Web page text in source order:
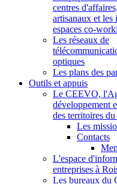
centres
artisanaux et les
espaces co-
Les réseaux de
optiques
Les plans des
Outils et appuis
Le CEEVO,
développement
des territoires
Les
Contacts
L'espace
entreprises à
Les bureaux du